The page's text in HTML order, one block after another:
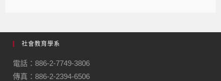
社會教育學系
電話：886-2-7749-3806
傳真：886-2-2394-6506